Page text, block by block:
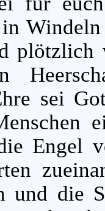
plötzlich
sei
Engel
und die